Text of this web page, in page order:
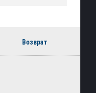
Возврат